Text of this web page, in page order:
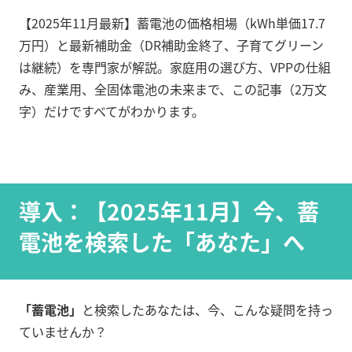
【2025年11月最新】蓄電池の価格相場（kWh単価17.7
万円）と最新補助金（DR補助金終了、子育てグリーン
は継続）を専門家が解説。家庭用の選び方、VPPの仕組
み、産業用、全固体電池の未来まで、この記事（2万文
字）だけですべてがわかります。
導入：【2025年11月】今、蓄
電池を検索した「あなた」へ
「蓄電池」 と検索したあなたは、今、こんな疑問を持っ
ていませんか？